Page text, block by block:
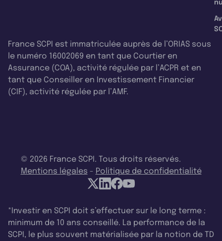
France SCPI est immatriculée auprès de l’ORIAS sous
le numéro 16002069 en tant que Courtier en
Assurance (COA), activité régulée par l’ACPR et en
tant que Conseiller en Investissement Financier
(CIF), activité régulée par l’AMF.
© 2026 France SCPI. Tous droits réservés.
Mentions légales - Politique de confidentialité
*Investir en SCPI doit s’effectuer sur le long terme :
minimum de 10 ans conseillé. La performance de la
SCPI, le plus souvent matérialisée par la notion de TD